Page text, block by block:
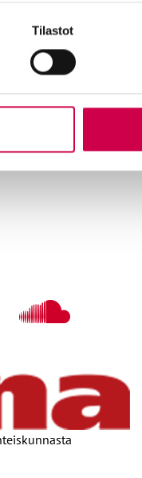
Tilastot Ole
Palaute
Sana-